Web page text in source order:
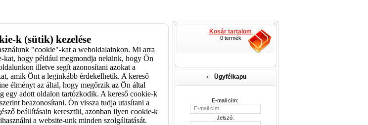
Kosár tartalom
0 termék
Ügyfélkapu
E-mail cím:
Jelszó:
k (sütik) kezelése
"cookie"-kat a weboldalainkon. Mi arra
kat, hogy például megmondja nekünk, hogy Ön
illetve segít azonosítani azokat a
amik Önt a leginkább érdekelhetik. A kereső
élményt az által, hogy megőrzik az Ön által
egy adott oldalon tartózkodik. A kereső cookie-k
beazonosítani. Ön vissza tudja utasítani a
beállításain keresztül, azonban ilyen cookie-k
a website-unk minden szolgáltatását.